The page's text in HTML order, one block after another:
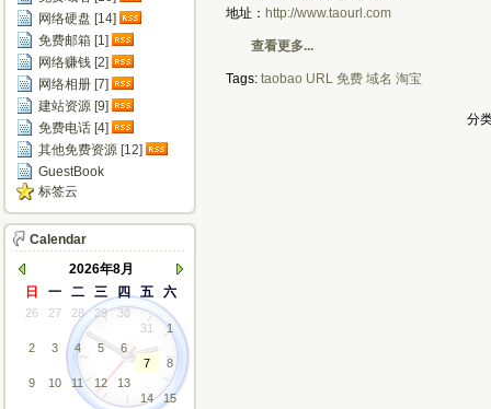
地址： http://www.taourl.com
查看更多...
Tags: taobao URL 免费 域名 淘宝
分
网络硬盘 [14]
免费邮箱 [1]
网络赚钱 [2]
网络相册 [7]
建站资源 [9]
免费电话 [4]
其他免费资源 [12]
GuestBook
标签云
Calendar
2026年8月
日
一 二 三 四 五 六
26 27 28 29
30
31
1
2
3 4 5
6
7
8
9
10 11 12
13
14
15